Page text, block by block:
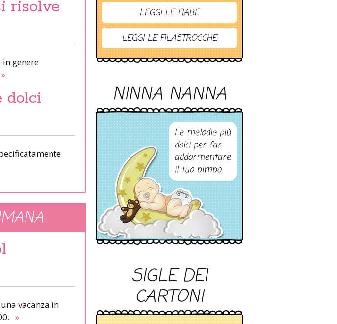
risolve
in genere
»
dolci
vacanza in
»
LEGGI LE FIABE
LEGGI LE FILASTROCCHE
NINNA NANNA
Le melodie più
dolci per far
addormentare
il tuo bimbo
SIGLE DEI
CARTONI